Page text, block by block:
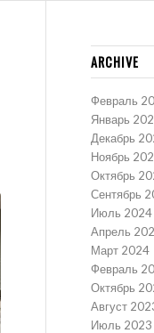
ARCHIVE
Февраль
Январь
Декабрь
Ноябрь
Октябрь
Сентябрь
Июль 2024
Апрель
Март 2024
Февраль
Октябрь
Август
Июль 2023